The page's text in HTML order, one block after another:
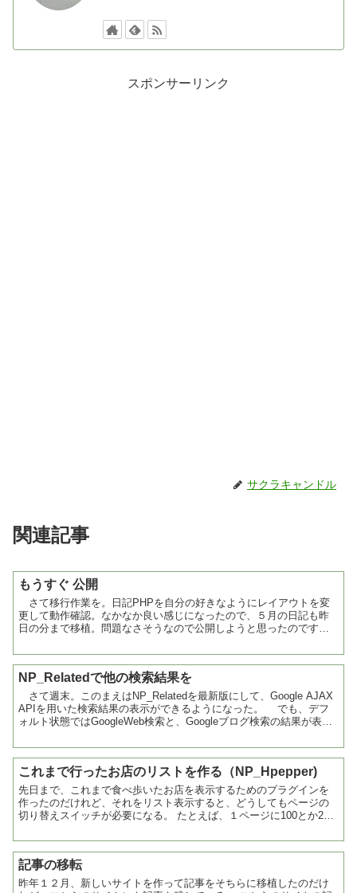
スポンサーリンク
サクラキャンドル
関連記事
もうすぐ 公開
さて移行作業を。日記PHPを自分の好きなようにレイアウトを変
更して動作確認。なかなか良い感じになったので、５月の日記も昨
日の分まで移植。問題なさそうなので公開しようと思ったのです
NP_Relatedで他の検索結果を
さて週末。このまえはNP_Relatedを最新版にして、Google AJAX
APIを用いた検索結果の表示ができるようになった。 でも、デフ
ォルト状態ではGoogleWeb検索と、Googleブログ検索の結果が表示
これまで行ったお店のリストを作る（NP_Hpepper)
先日まで、これまで食べ歩いたお店を表示するためのプラグインを
作ったのだけれど、それをリスト表示すると、どうしてもページの
切り替えスイッチが必要になる。 たとえば、１ページに100とか200
記事の移転
昨年１２月、新しいサイトを作って記事をそちらに移植したのだけ